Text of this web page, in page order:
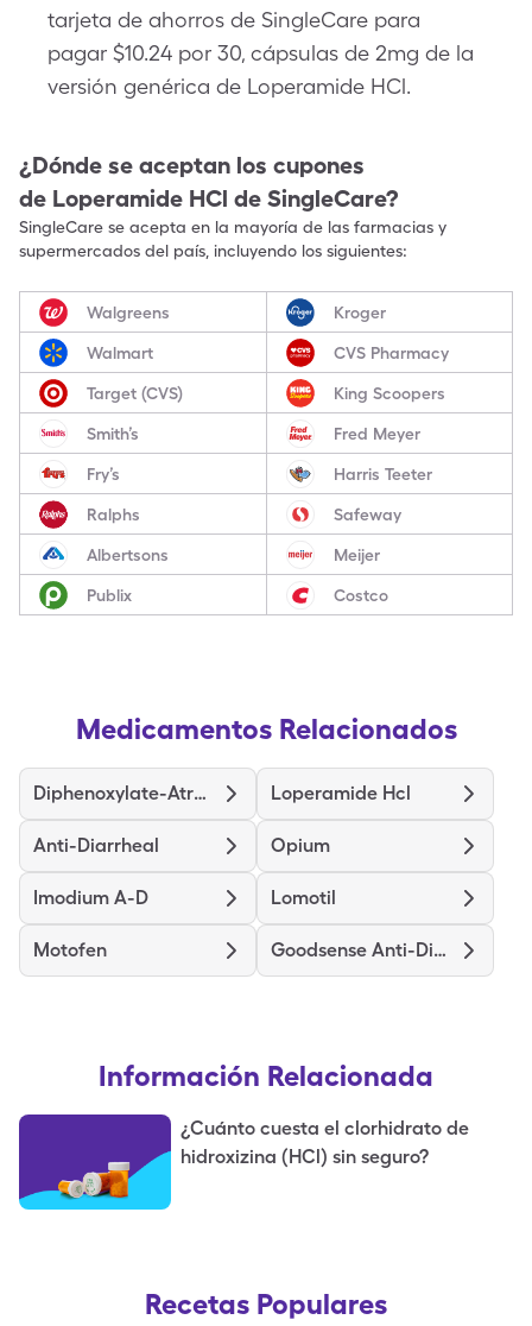
tarjeta de ahorros de SingleCare para
pagar $10.24 por 30, cápsulas de 2mg de la
versión genérica de Loperamide HCl.
¿Dónde se aceptan los cupones
de Loperamide HCl de SingleCare?
SingleCare se acepta en la mayoría de las farmacias y
supermercados del país, incluyendo los siguientes:
Walgreens Kroger
Walmart CVS Pharmacy
Target (CVS) King Scoopers
Smith’s Fred Meyer
Fry’s Harris Teeter
Ralphs Safeway
Albertsons Meijer
Publix Costco
Medicamentos Relacionados
Diphenoxylate-Atropine Loperamide Hcl
Anti-Diarrheal Opium
Imodium A-D Lomotil
Motofen Goodsense Anti-Diarrheal
Información Relacionada
¿Cuánto cuesta el clorhidrato de
hidroxizina (HCl) sin seguro?
Recetas Populares